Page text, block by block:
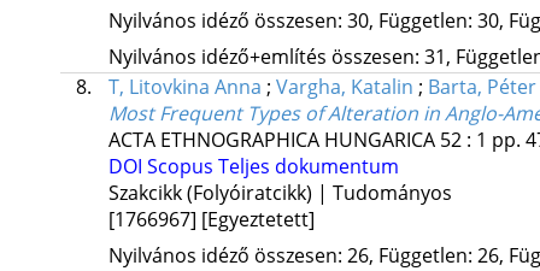
Nyilvános idéző összesen: 30, Független: 30,
Nyilvános idéző+említés összesen: 31,
8.
T, Litovkina Anna ; Vargha, Katalin ; Barta, Péter
Most Frequent Types of Alteration in Anglo-
ACTA ETHNOGRAPHICA HUNGARICA 52: 1 pp.
DOI Scopus Teljes dokumentum
Szakcikk (Folyóiratcikk) | Tudományos
[1766967] [Egyeztetett]
Nyilvános idéző összesen: 26, Független: 26,